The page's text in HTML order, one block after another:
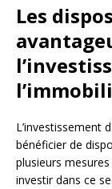
Les
L’investissement
bénéficier de
plusieurs
investir dans ce